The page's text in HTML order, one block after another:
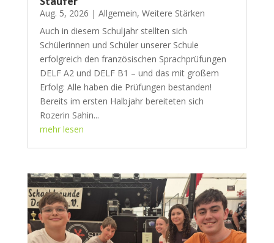
Aug. 5, 2026 | Allgemein, Weitere Stärken
Auch in diesem Schuljahr stellten sich
Schülerinnen und Schüler unserer Schule
erfolgreich den französischen Sprachprüfungen
DELF A2 und DELF B1 – und das mit großem
Erfolg: Alle haben die Prüfungen bestanden!
Bereits im ersten Halbjahr bereiteten sich
Rozerin Sahin...
mehr lesen